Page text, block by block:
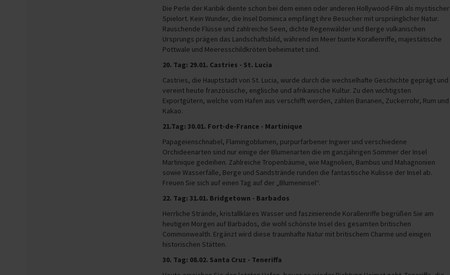
Die Perle der Karibik diente schon bei dem einen oder anderen Hollywood-Film als mystischer
Spielort. Kein Wunder, die Insel Dominica empfängt ihre Besucher mit ursprünglicher Natur.
Rauschende Flüsse und zahlreiche Seen, dichte Regenwälder und Berge vulkanischen
Ursprungs prägen das Landschaftsbild, während im Meer bunte Korallenriffe, majestätische
Pottwale und Meeresschildkröten beheimatet sind.
20. Tag: 29.01. Castries - St. Lucia
Castries, die Hauptstadt von St. Lucia, wurde durch die wechselhafte Geschichte geprägt und
vereint heute französische, englische und afrikanische Kultur. Zu den wichtigsten
Exportgütern, welche vom Hafen aus verschifft werden, zählen Bananen, Zuckerrohr, Rum und
Kakao.
21.Tag: 30.01. Fort-de-France - Martinique
Papageienschnabel, Flamingoblumen, purpurfarbener Ingwer und verschiedene
Orchideenarten sind nur einige der Blumenarten die im ganzjährigen Sommer der Insel
Martinique gedeihen. Zahlreiche Tropenbäume, wie Magnolien, Bambus und Mahagnonien
sowie Wasserfälle, Berge und Sandstrände runden die fantastische Kulisse der Insel ab.
Freuen Sie sich auf einen Tag auf der „Blumeninsel“.
22. Tag: 31.01. Bridgetown - Barbados
Herrliche Strände, kristallklares Wasser und faszinierende Korallenriffe begrüßen Sie am
heutigen Morgen auf Barbados, die wohl schönste Insel des gesamten britischen
Commonwealth. Ergänzt wird diese traumhafte Natur mit britischem Charme und einigen
historischen Stätten.
30. Tag: 08.02. Santa Cruz - Teneriffa